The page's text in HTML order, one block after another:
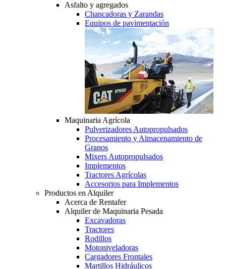
Asfalto y agregados
Chancadoras y Zarandas
Equipos de pavimentación
Maquinaria Agrícola
Pulverizadores Autopropulsados
Procesamiento y Almacenamiento de
Granos
Mixers Autopropulsados
Implementos
Tractores Agrícolas
Accesorios para Implementos
Productos en Alquiler
Acerca de Rentafer
Alquiler de Maquinaria Pesada
Excavadoras
Tractores
Rodillos
Motoniveladoras
Cargadores Frontales
Martillos Hidráulicos